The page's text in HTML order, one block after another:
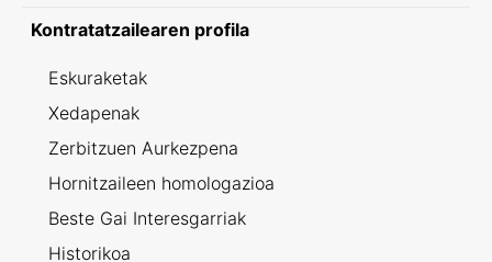
Kontratatzailearen profila
Eskuraketak
Xedapenak
Zerbitzuen Aurkezpena
Hornitzaileen homologazioa
Beste Gai Interesgarriak
Historikoa